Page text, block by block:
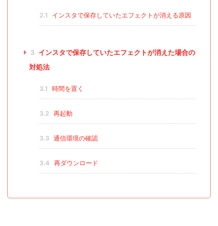
2.1 インスタで保存していたエフェクトが消える原因
3 インスタで保存していたエフェクトが消えた場合の
対処法
3.1 時間を置く
3.2 再起動
3.3 通信環境の確認
3.4 再ダウンロード